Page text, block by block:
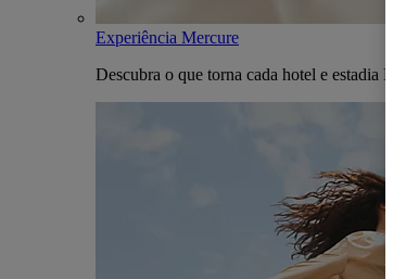
Experiência Mercure
Descubra o que torna cada hotel e estadia